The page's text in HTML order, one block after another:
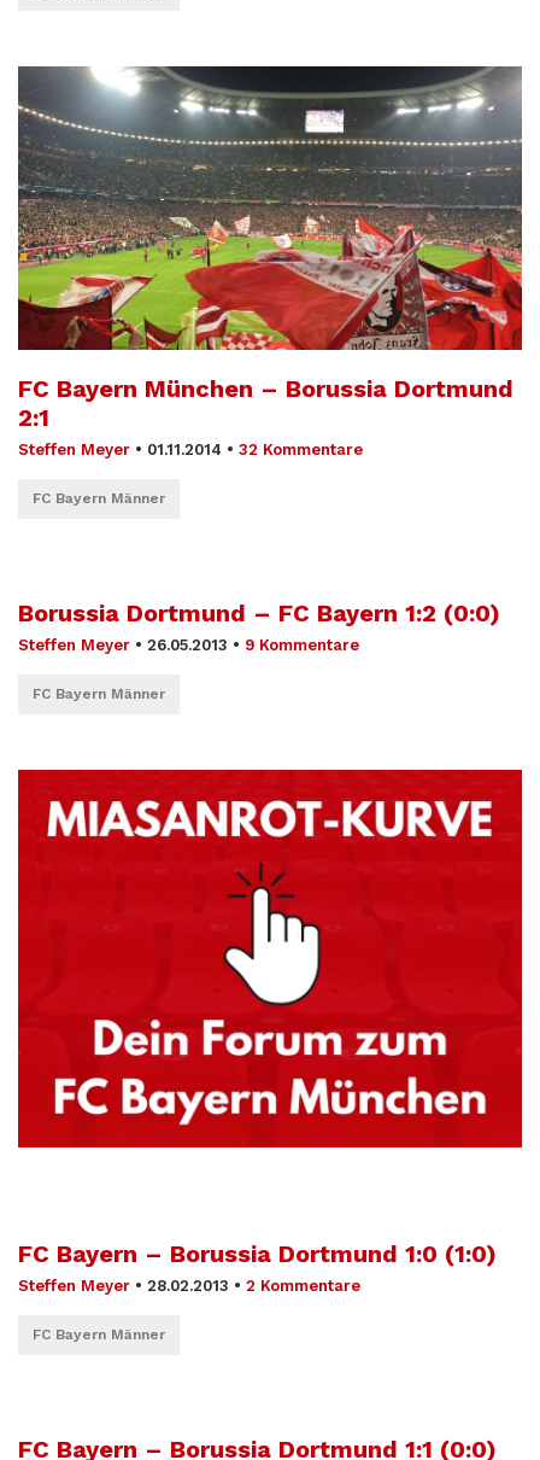
FC Bayern München – Borussia Dortmund
2:1
Steffen Meyer • 01.11.2014 • 32 Kommentare
FC Bayern Männer
Borussia Dortmund – FC Bayern 1:2 (0:0)
Steffen Meyer • 26.05.2013 • 9 Kommentare
FC Bayern Männer
FC Bayern – Borussia Dortmund 1:0 (1:0)
Steffen Meyer • 28.02.2013 • 2 Kommentare
FC Bayern Männer
FC Bayern – Borussia Dortmund 1:1 (0:0)